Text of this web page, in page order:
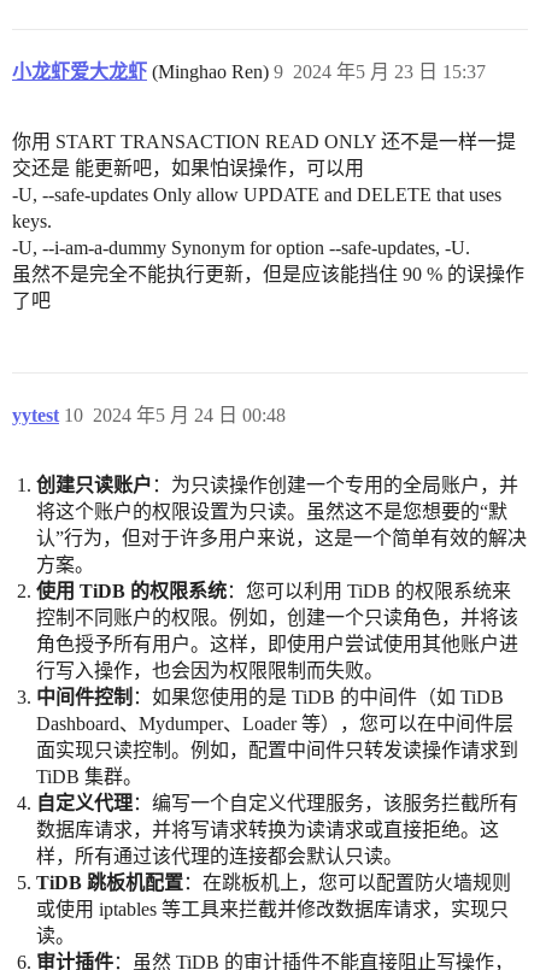
小龙虾爱大龙虾 (Minghao Ren) 2024 年5 月 23 日 15:37
9
你用 START TRANSACTION READ ONLY 还不是一样一提
交还是 能更新吧，如果怕误操作，可以用
-U, --safe-updates Only allow UPDATE and DELETE that uses
keys.
-U, --i-am-a-dummy Synonym for option --safe-updates, -U.
虽然不是完全不能执行更新，但是应该能挡住 90 % 的误操作
了吧
yytest 2024 年5 月 24 日 00:48
10
创建只读账户 ：为只读操作创建一个专用的全局账户，并
将这个账户的权限设置为只读。虽然这不是您想要的“默
认”行为，但对于许多用户来说，这是一个简单有效的解决
方案。
使用 TiDB 的权限系统：您可以利用 TiDB 的权限系统来
控制不同账户的权限。例如，创建一个只读角色，并将该
角色授予所有用户。这样，即使用户尝试使用其他账户进
行写入操作，也会因为权限限制而失败。
中间件控制 ：如果您使用的是 TiDB 的中间件（如 TiDB
Dashboard、Mydumper、Loader 等），您可以在中间件层
面实现只读控制。例如，配置中间件只转发读操作请求到
TiDB 集群。
自定义代理：编写一个自定义代理服务，该服务拦截所有
数据库请求，并将写请求转换为读请求或直接拒绝。这
样，所有通过该代理的连接都会默认只读。
TiDB 跳板机配置：在跳板机上，您可以配置防火墙规则
或使用 iptables 等工具来拦截并修改数据库请求，实现只
读。
审计插件：虽然 TiDB 的审计插件不能直接阻止写操作，